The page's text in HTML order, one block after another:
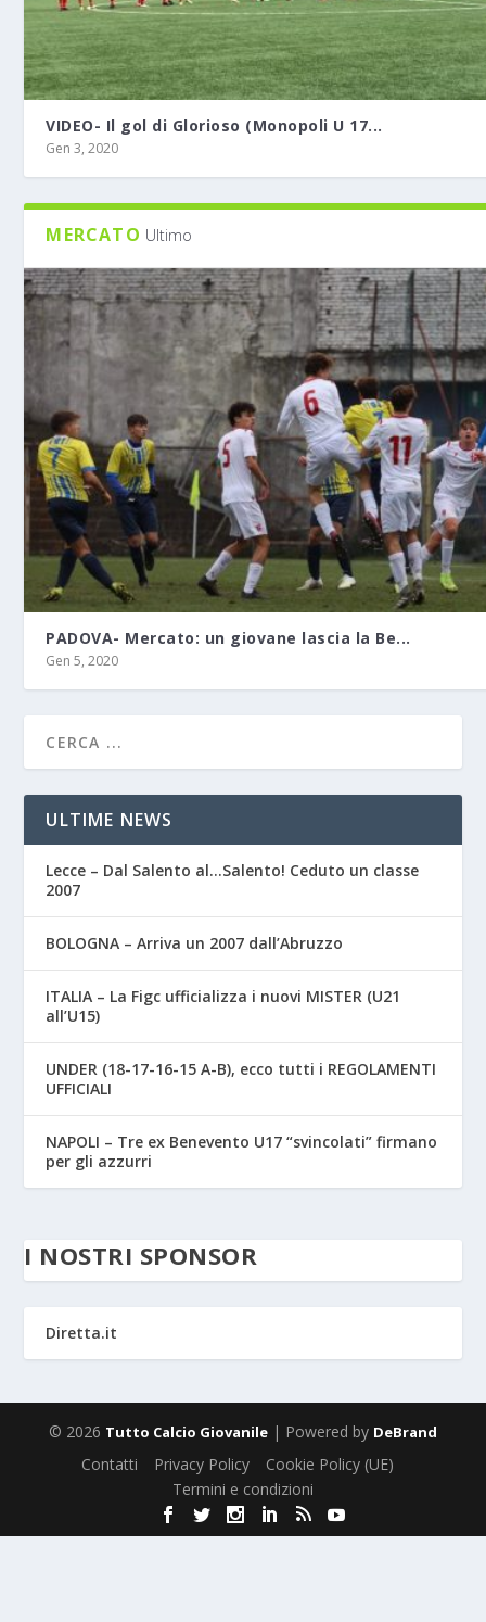
VIDEO- Il gol di Glorioso (Monopoli U 17...
Gen 3, 2020
MERCATO Ultimo
PADOVA- Mercato: un giovane lascia la Be...
Gen 5, 2020
ULTIME NEWS
Lecce – Dal Salento al…Salento! Ceduto un classe
2007
BOLOGNA – Arriva un 2007 dall’Abruzzo
ITALIA – La Figc ufficializza i nuovi MISTER (U21
all’U15)
UNDER (18-17-16-15 A-B), ecco tutti i REGOLAMENTI
UFFICIALI
NAPOLI – Tre ex Benevento U17 “svincolati” firmano
per gli azzurri
I NOSTRI SPONSOR
Diretta.it
© 2026 Tutto Calcio Giovanile | Powered by DeBrand
Contatti Privacy Policy
Cookie Policy (UE)
Termini e condizioni